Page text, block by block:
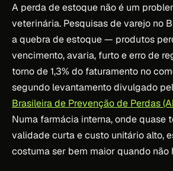
A perda de estoque não é um
veterinária. Pesquisas de varejo no
a quebra de estoque — produtos
vencimento, avaria, furto e erro de
torno de 1,3% do faturamento no
segundo levantamento divulgado
Brasileira de Prevenção de Perdas
Numa farmácia interna, onde quase
validade curta e custo unitário alto,
costuma ser bem maior quando não